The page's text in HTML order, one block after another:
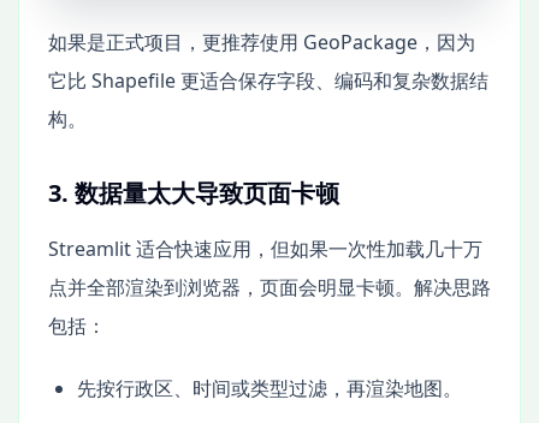
如果是正式项目，更推荐使用 GeoPackage，因为
它比 Shapefile 更适合保存字段、编码和复杂数据结
构。
3. 数据量太大导致页面卡顿
Streamlit 适合快速应用，但如果一次性加载几十万
点并全部渲染到浏览器，页面会明显卡顿。解决思路
包括：
先按行政区、时间或类型过滤，再渲染地图。